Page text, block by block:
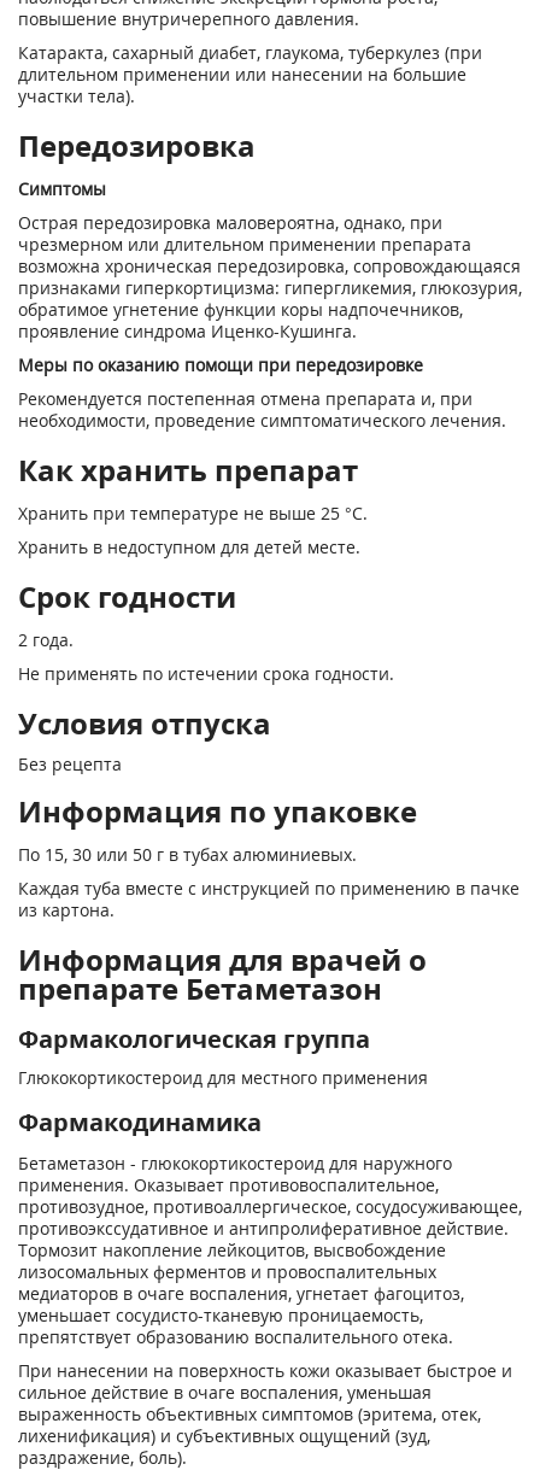
повышение внутричерепного давления.
Катаракта, сахарный диабет, глаукома, туберкулез (при
длительном применении или нанесении на большие
участки тела).
Передозировка
Симптомы
Острая передозировка маловероятна, однако, при
чрезмерном или длительном применении препарата
возможна хроническая передозировка, сопровождающаяся
признаками гиперкортицизма: гипергликемия, глюкозурия,
обратимое угнетение функции коры надпочечников,
проявление синдрома Иценко-Кушинга.
Меры по оказанию помощи при передозировке
Рекомендуется постепенная отмена препарата и, при
необходимости, проведение симптоматического лечения.
Как хранить препарат
Хранить при температуре не выше 25 °С.
Хранить в недоступном для детей месте.
Срок годности
2 года.
Не применять по истечении срока годности.
Условия отпуска
Без рецепта
Информация по упаковке
По 15, 30 или 50 г в тубах алюминиевых.
Каждая туба вместе с инструкцией по применению в пачке
из картона.
Информация для врачей о
препарате Бетаметазон
Фармакологическая группа
Глюкокортикостероид для местного применения
Фармакодинамика
Бетаметазон - глюкокортикостероид для наружного
применения. Оказывает противовоспалительное,
противозудное, противоаллергическое, сосудосуживающее,
противоэкссудативное и антипролиферативное действие.
Тормозит накопление лейкоцитов, высвобождение
лизосомальных ферментов и провоспалительных
медиаторов в очаге воспаления, угнетает фагоцитоз,
уменьшает сосудисто-тканевую проницаемость,
препятствует образованию воспалительного отека.
При нанесении на поверхность кожи оказывает быстрое и
сильное действие в очаге воспаления, уменьшая
выраженность объективных симптомов (эритема, отек,
лихенификация) и субъективных ощущений (зуд,
раздражение, боль).